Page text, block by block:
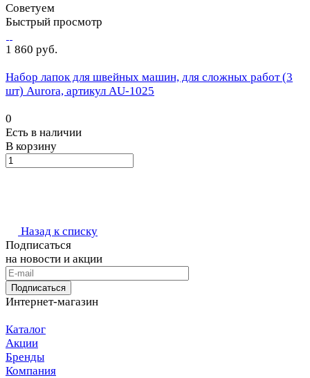
Советуем
Быстрый просмотр
1 860 руб.
Набор лапок для швейных машин, для сложных работ (3
шт) Aurora, артикул AU-1025
0
Есть в наличии
В корзину
Назад к списку
Подписаться
на новости и акции
Подписаться
Интернет-магазин
Каталог
Акции
Бренды
Компания